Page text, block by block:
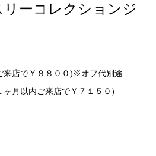
ーコレクションジ
来店で￥８８００)※オフ代別途
月以内ご来店で￥７１５０)